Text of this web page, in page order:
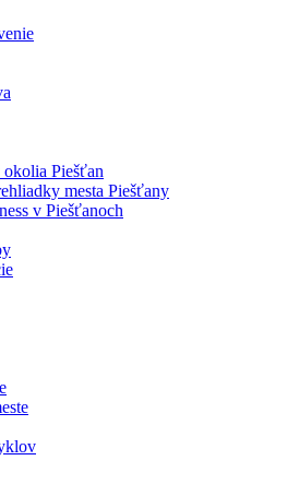
Piešťan
mesta Piešťany
v Piešťanoch